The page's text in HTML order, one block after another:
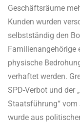
Geschäftsräume
Kunden wurden
selbstständig den
Familienangehörige
physische
verhaftet werden.
SPD-Verbot und der
Staatsführung“
wurde aus